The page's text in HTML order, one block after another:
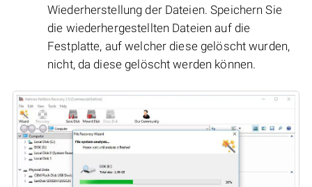
Wiederherstellung der Dateien. Speichern Sie
die wiederhergestellten Dateien auf die
Festplatte, auf welcher diese gelöscht wurden,
nicht, da diese gelöscht werden können.